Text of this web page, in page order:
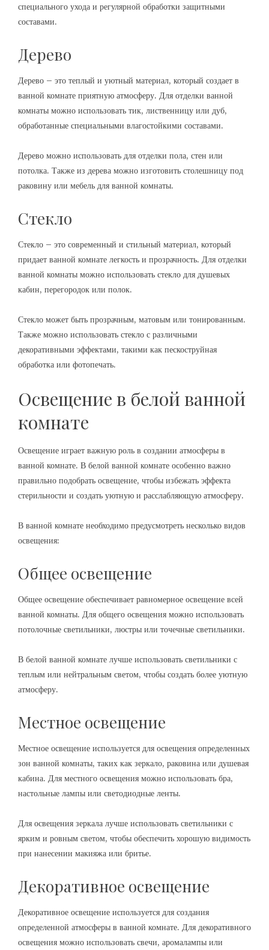
специального ухода и регулярной обработки защитными
составами.
Дерево
Дерево – это теплый и уютный материал, который создает в
ванной комнате приятную атмосферу. Для отделки ванной
комнаты можно использовать тик, лиственницу или дуб,
обработанные специальными влагостойкими составами.
Дерево можно использовать для отделки пола, стен или
потолка. Также из дерева можно изготовить столешницу под
раковину или мебель для ванной комнаты.
Стекло
Стекло – это современный и стильный материал, который
придает ванной комнате легкость и прозрачность. Для отделки
ванной комнаты можно использовать стекло для душевых
кабин, перегородок или полок.
Стекло может быть прозрачным, матовым или тонированным.
Также можно использовать стекло с различными
декоративными эффектами, такими как пескоструйная
обработка или фотопечать.
Освещение в белой ванной
комнате
Освещение играет важную роль в создании атмосферы в
ванной комнате. В белой ванной комнате особенно важно
правильно подобрать освещение, чтобы избежать эффекта
стерильности и создать уютную и расслабляющую атмосферу.
В ванной комнате необходимо предусмотреть несколько видов
освещения:
Общее освещение
Общее освещение обеспечивает равномерное освещение всей
ванной комнаты. Для общего освещения можно использовать
потолочные светильники, люстры или точечные светильники.
В белой ванной комнате лучше использовать светильники с
теплым или нейтральным светом, чтобы создать более уютную
атмосферу.
Местное освещение
Местное освещение используется для освещения определенных
зон ванной комнаты, таких как зеркало, раковина или душевая
кабина. Для местного освещения можно использовать бра,
настольные лампы или светодиодные ленты.
Для освещения зеркала лучше использовать светильники с
ярким и ровным светом, чтобы обеспечить хорошую видимость
при нанесении макияжа или бритье.
Декоративное освещение
Декоративное освещение используется для создания
определенной атмосферы в ванной комнате. Для декоративного
освещения можно использовать свечи, аромалампы или